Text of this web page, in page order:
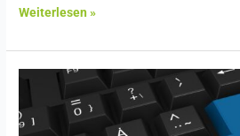
Weiterlesen »
Dragon
Medical
One